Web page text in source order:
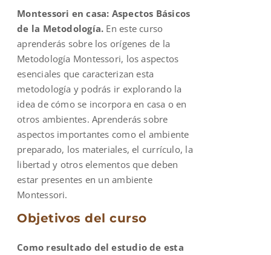
$900.00.$600.00.
Montessori en casa: Aspectos Básicos
de la Metodología. En este curso
aprenderás sobre los orígenes de la
Metodología Montessori, los aspectos
esenciales que caracterizan esta
metodología y podrás ir explorando la
idea de cómo se incorpora en casa o en
otros ambientes. Aprenderás sobre
aspectos importantes como el ambiente
preparado, los materiales, el currículo, la
libertad y otros elementos que deben
estar presentes en un ambiente
Montessori.
Objetivos del curso
Como resultado del estudio de esta